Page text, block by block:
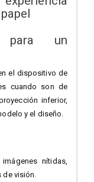
para un
el dispositivo de
cuando son de
inferior,
y el diseño.
nítidas,
visión.